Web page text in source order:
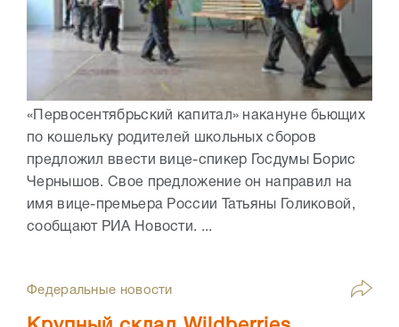
«Первосентябрьский капитал» накануне бьющих
по кошельку родителей школьных сборов
предложил ввести вице-спикер Госдумы Борис
Чернышов. Свое предложение он направил на
имя вице-премьера России Татьяны Голиковой,
сообщают РИА Новости. ...
Федеральные новости